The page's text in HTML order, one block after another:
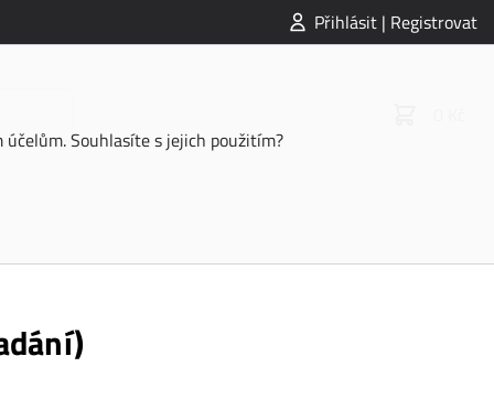
Přihlásit | Registrovat
Souhlasíte s jejich použitím?